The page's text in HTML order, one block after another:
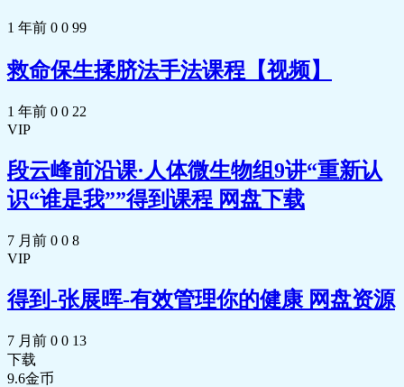
1 年前 0 0 99
救命保生揉脐法手法课程【视频】
1 年前 0 0 22
VIP
段云峰前沿课·人体微生物组9讲“重新认
识“谁是我””得到课程 网盘下载
7 月前 0 0 8
VIP
得到-张展晖-有效管理你的健康 网盘资源
7 月前 0 0 13
下载
9.6金币